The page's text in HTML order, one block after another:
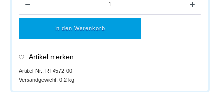
In den Warenkorb
Artikel merken
Artikel-Nr.: RT4572-00
Versandgewicht: 0,2 kg